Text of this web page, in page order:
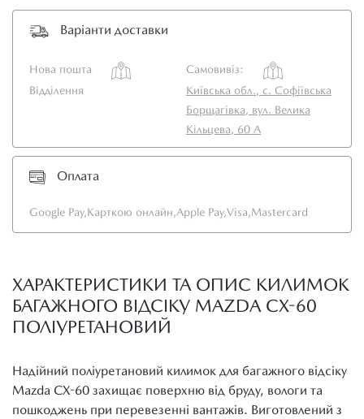
Варіанти доставки
Нова пошта
Самовивіз:
Відділення
Київська обл., с. Софіївська
Борщагівка, вул. Велика
Кільцева, 60 А
Оплата
Google Pay,Карткою онлайн,Apple Pay,Visa,Mastercard
ХАРАКТЕРИСТИКИ ТА ОПИС КИЛИМОК
БАГАЖНОГО ВІДСІКУ MAZDA CX-60
ПОЛІУРЕТАНОВИЙ
Надійний поліуретановий килимок для багажного відсіку
Mazda CX-60 захищає поверхню від бруду, вологи та
пошкоджень при перевезенні вантажів. Виготовлений з